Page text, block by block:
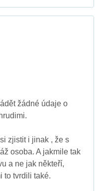
žádné údaje o
zjistit i jinak , že s
osoba. A jakmile tak
a ne jak někteří,
to tvrdili také.